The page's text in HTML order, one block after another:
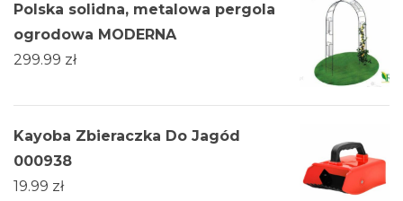
Polska solidna, metalowa pergola
ogrodowa MODERNA
299.99 zł
Kayoba Zbieraczka Do Jagód
000938
19.99 zł